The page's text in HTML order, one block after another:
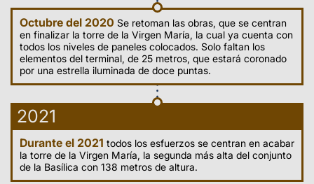
Octubre del 2020 Se retoman las obras, que se centran
en finalizar la torre de la Virgen María, la cual ya cuenta con
todos los niveles de paneles colocados. Solo faltan los
elementos del terminal, de 25 metros, que estará coronado
por una estrella iluminada de doce puntas.
2021
Durante el 2021 todos los esfuerzos se centran en acabar
la torre de la Virgen María, la segunda más alta del conjunto
de la Basílica con 138 metros de altura.